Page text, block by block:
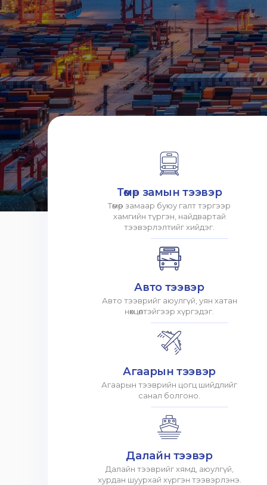
Төмөр замын тээвэр
Төмөр замаар буюу галт тэргээр
хамгийн түргэн, найдвартай
тээвэрлэлтийг хийдэг.
Авто тээвэр
Авто тээврийг аюулгүй, уян хатан
нөхцөлтэйгээр хүргэдэг.
Агаарын тээвэр
Агаарын тээврийн цогц шийдлийг
санал болгоно.
Далайн тээвэр
Далайн тээврийг хямд, аюулгүй,
хурдан шуурхай хүргэн тээвэрлэнэ.